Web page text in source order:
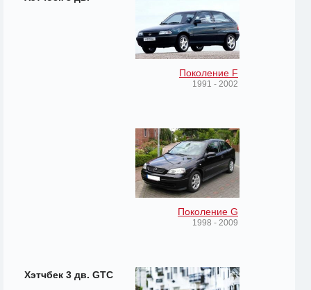
Поколение F
1991 - 2002
Поколение G
1998 - 2009
Хэтчбек 3 дв. GTC